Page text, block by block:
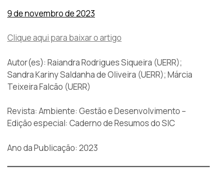
9 de novembro de 2023
Clique aqui para baixar o artigo
Autor(es): Raiandra Rodrigues Siqueira (UERR);
Sandra Kariny Saldanha de Oliveira (UERR); Márcia
Teixeira Falcão (UERR)
Revista: Ambiente: Gestão e Desenvolvimento –
Edição especial: Caderno de Resumos do SIC
Ano da Publicação: 2023